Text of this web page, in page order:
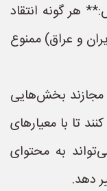
هر گونه انتقاد
و عراق) ممنوع
بخش‌هایی
تا با معیارهای
به محتوای
دهد.